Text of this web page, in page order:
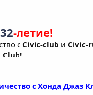
32-летие!
с Civic-club и Civic-
Club!
с Хонда Джаз